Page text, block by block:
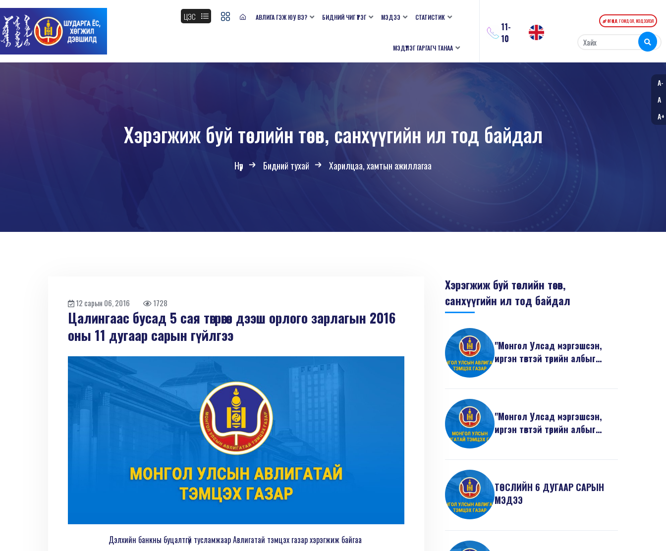
ЦЭС АВЛИГА ГЭЖ ЮУ ВЭ? БИДНИЙ ЧИГ ҮҮРЭГ МЭДЭЭ СТАТИСТИК
МЭДҮҮЛЭГ ГАРГАГЧ ТАНАА
11-
10
ӨРГӨДӨЛ, ГОМДОЛ, МЭДЭЭЛЭЛ
Хэрэгжиж буй төслийн төсөв, санхүүгийн ил тод байдал
Нүүр Бидний тухай Харилцаа, хамтын ажиллагаа
12 сарын 06, 2016 1728
Цалингаас бусад 5 сая төгрөгөөс дээш орлого зарлагын 2016
оны 11 дугаар сарын гүйлгээ
Дэлхийн банкны буцалтгүй тусламжаар Авлигатай тэмцэх газар хэрэгжиж байгаа
Хэрэгжиж буй төслийн төсөв,
санхүүгийн ил тод байдал
"Монгол Улсад мэргэшсэн,
иргэн төвтэй төрийн албыг
"Монгол Улсад мэргэшсэн,
иргэн төвтэй төрийн албыг
ТӨСЛИЙН 6 ДУГААР САРЫН
МЭДЭЭ
A-
A
A+